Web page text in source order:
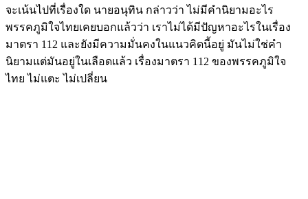
จะเน้นไปที่เรื่องใด นายอนุทิน กล่าวว่า ไม่มีคำนิยามอะไร
พรรคภูมิใจไทยเคยบอกแล้วว่า เราไม่ได้มีปัญหาอะไรในเรื่อง
มาตรา 112 และยังมีความมั่นคงในแนวคิดนี้อยู่ มันไม่ใช่คำ
นิยามแต่มันอยู่ในเลือดแล้ว เรื่องมาตรา 112 ของพรรคภูมิใจ
ไทย ไม่แตะ ไม่เปลี่ยน